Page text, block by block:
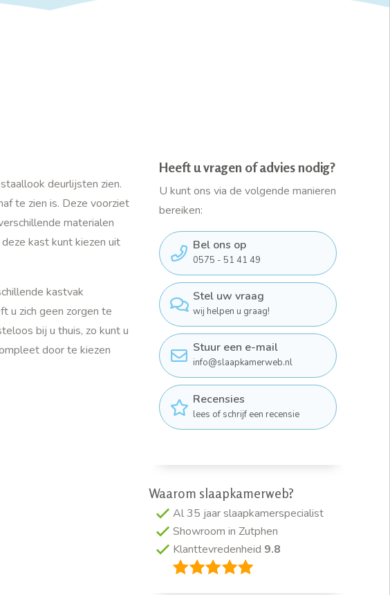
deurlijsten zien.
te zien is. Deze voorziet
materialen
kast kunt kiezen uit
kastvak
u zich geen zorgen te
bij u thuis, zo kunt u
door te kiezen
Heeft u vragen of advies nodig?
U kunt ons via de volgende manieren
bereiken:
Bel ons op
0575 - 51 41 49
Stel uw vraag
wij helpen u graag!
Stuur een e-mail
info@slaapkamerweb.nl
Recensies
lees of schrijf een recensie
Waarom slaapkamerweb?
Al 35 jaar slaapkamerspecialist
Showroom in Zutphen
Klanttevredenheid 9.8